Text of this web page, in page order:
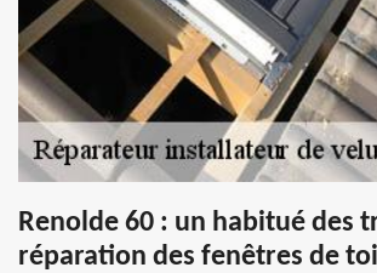
Renolde 60 : un habitué des
réparation des fenêtres de